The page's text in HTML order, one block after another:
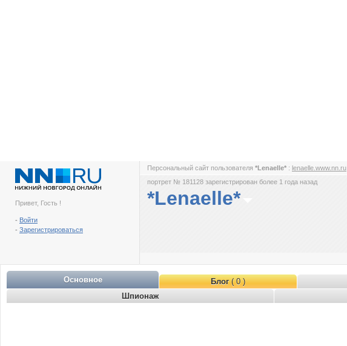
Привет, Гость !
- Войти
- Зарегистрироваться
Персональный сайт пользователя *Lenaelle* : lenaelle.www.nn.ru
портрет № 181128 зарегистрирован более 1 года назад
*Lenaelle*
Основное Блог( 0 )
Шпионаж